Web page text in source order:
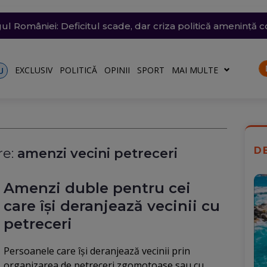
scufundate în Dunăre. Operațiunea continuă pentru
viitoare. Accesul se va face în etape. Iată ce
României: Deficitul scade, dar criza politică amenință
acoperișuri smulse și mașini avariate în mai
pe o stâncă de pe Transfăgărășan mesajul de
EXCLUSIV POLITICĂ OPINII SPORT MAI MULTE
amenzi vecini petreceri
Amenzi duble pentru cei
care își deranjează vecinii cu
petreceri
Persoanele care își deranjează vecinii prin